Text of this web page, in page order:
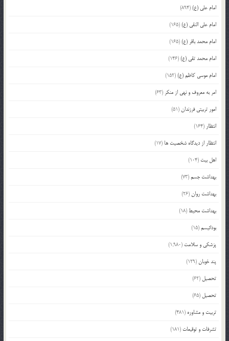
امام علی (ع)(894)
امام علی النقی (ع)(165)
امام محمد باقر (ع)(165)
امام محمد تقی (ع)(146)
امام موسی کاظم (ع)(152)
امر به معروف و نهی از منکر (63)
امور تربیتی فرزندان(51)
انتظار (164)
انتظار از دیدگاه شخصیت ها (17)
اهل بیت (104)
بهداشت جسم(73)
بهداشت روان(26)
بهداشت محیط (18)
بودائیسم(15)
پزشکی و سلامت (1,980)
پند خوبان(129)
تحصیل (62)
تحصیل (65)
تربیت و مشاوره (481)
تشرفات و توقیعات (181)